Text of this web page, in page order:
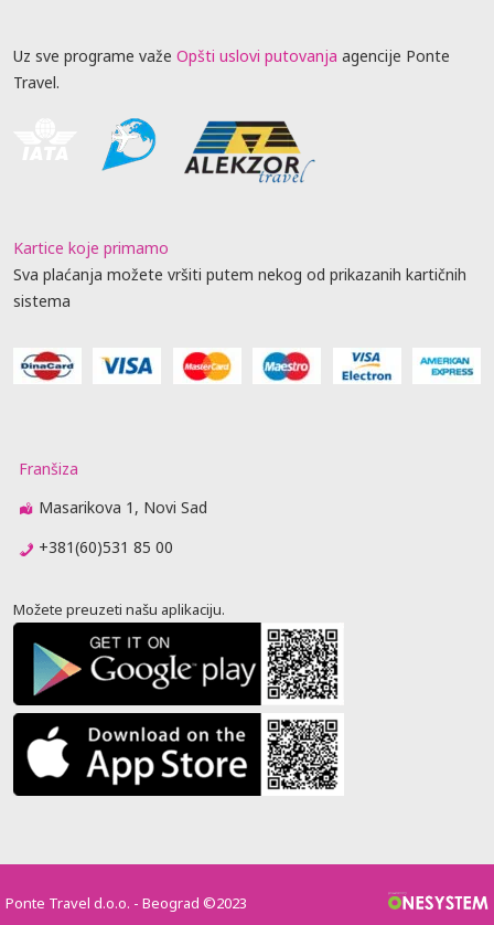
Uz sve programe važe Opšti uslovi putovanja agencije Ponte
Travel.
Kartice koje primamo
Sva plaćanja možete vršiti putem nekog od prikazanih kartičnih
sistema
Franšiza
Masarikova 1, Novi Sad
+381(60)531 85 00
Možete preuzeti našu aplikaciju.
Ponte Travel d.o.o. - Beograd ©2023